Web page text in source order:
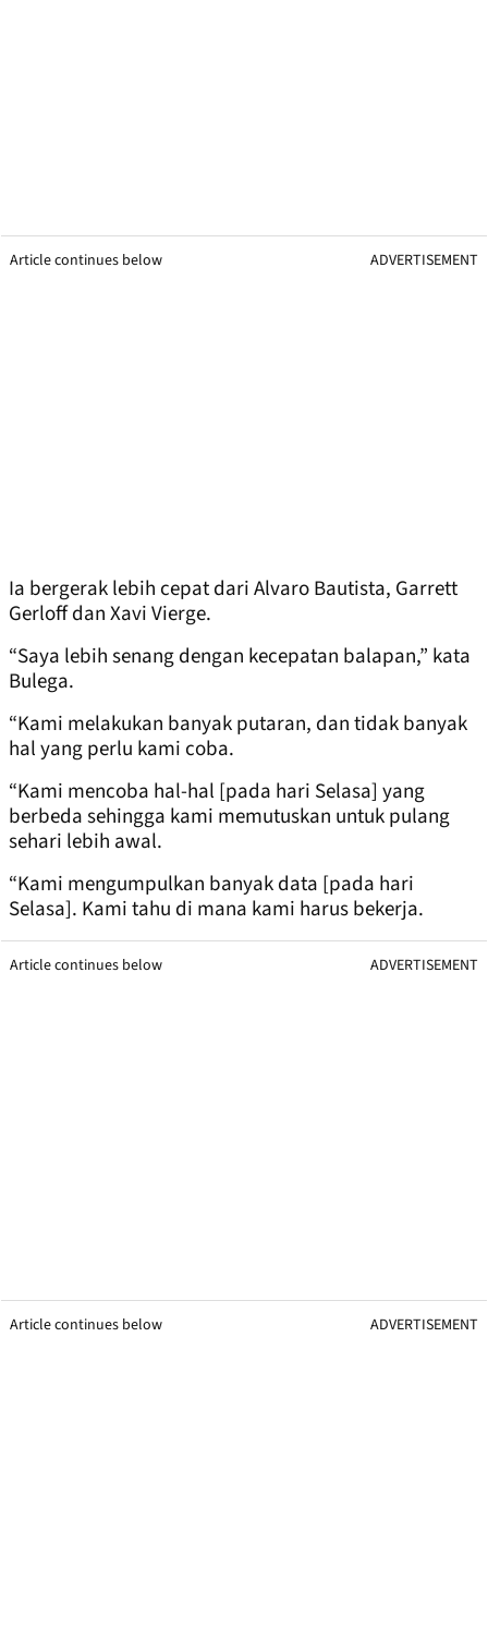
Article continues below ADVERTISEMENT
Ia bergerak lebih cepat dari Alvaro Bautista, Garrett
Gerloff dan Xavi Vierge.
“Saya lebih senang dengan kecepatan balapan,” kata
Bulega.
“Kami melakukan banyak putaran, dan tidak banyak
hal yang perlu kami coba.
“Kami mencoba hal-hal [pada hari Selasa] yang
berbeda sehingga kami memutuskan untuk pulang
sehari lebih awal.
“Kami mengumpulkan banyak data [pada hari
Selasa]. Kami tahu di mana kami harus bekerja.
Article continues below ADVERTISEMENT
Article continues below ADVERTISEMENT